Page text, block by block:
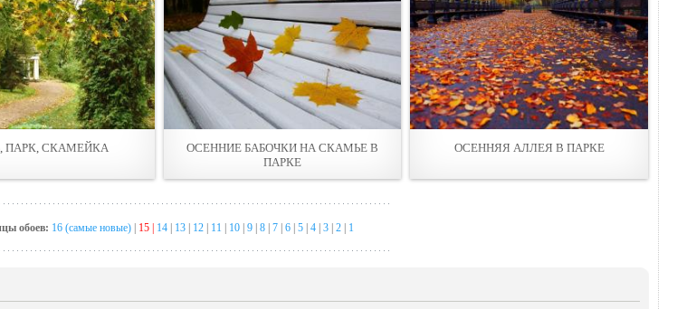
ПАРК, СКАМЕЙКА
ОСЕННИЕ БАБОЧКИ НА СКАМЬЕ В
ПАРКЕ
ОСЕННЯЯ АЛЛЕЯ В ПАРКЕ
обоев: 16 (самые новые) 15 | 14 13 12 11 10 9 8 7 6 5 4 3 2 1